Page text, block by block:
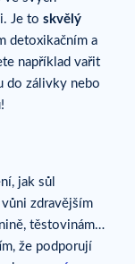
Je to skvělý
detoxikačním a
například vařit
do zálivky nebo
jak sůl
zdravějším
těstovinám…
že podporují